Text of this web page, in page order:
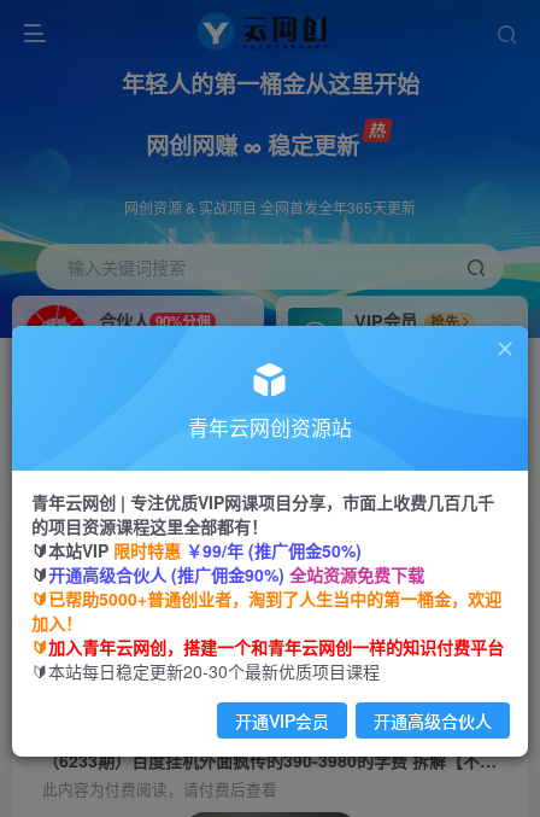
年轻人的第一桶金从这里开始
网创网赚 ∞ 稳定更新
网创资源 & 实战项目 全网首发全年365天更新
输入关键词搜索
合伙人 90%分佣
VIP会员
抢先
搭建同款网站，自己当老板
首页 创业课程 会员专属 正文
（6233期）百度挂机外面疯传的390-3980的学费
拆解【不需要脚本】
青年云网创
2年前发布
关注 私信
（6233期）百度挂机外面疯传的390-3980的学费 拆解【不需要脚本】
此内容为付费阅读，请付费后查看
青年云网创资源站
青年云网创 | 专注优质VIP网课项目分享，市面上收费几百几千
的项目资源课程这里全部都有！
🔰本站VIP 限时特惠 ￥99/年 (推广佣金50%)
🔰开通高级合伙人 (推广佣金90%) 全站资源免费下载
🔰已帮助5000+普通创业者，淘到了人生当中的第一桶金，欢迎
加入！
🔰加入青年云网创，搭建一个和青年云网创一样的知识付费平台
🔰本站每日稳定更新20-30个最新优质项目课程
开通VIP会员 开通高级合伙人